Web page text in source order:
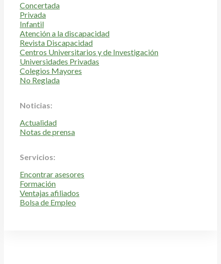
Concertada
Privada
Infantil
Atención a la discapacidad
Revista Discapacidad
Centros Universitarios y de Investigación
Universidades Privadas
Colegios Mayores
No Reglada
Noticias:
Actualidad
Notas de prensa
Servicios:
Encontrar asesores
Formación
Ventajas afiliados
Bolsa de Empleo